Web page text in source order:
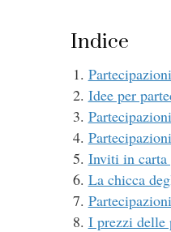
Indice
Idee per
Inviti in carta
La chicca
I prezzi delle